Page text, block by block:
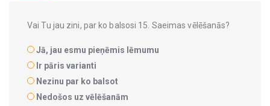
Vai Tu jau zini, par ko balsosi 15. Saeimas vēlēšanās?
Jā, jau esmu pieņēmis lēmumu
Ir pāris varianti
Nezinu par ko balsot
Nedošos uz vēlēšanām